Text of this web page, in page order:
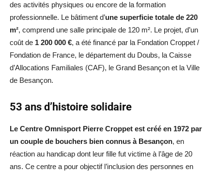
des activités physiques ou encore de la formation
professionnelle. Le bâtiment d’une superficie totale de 220
m², comprend une salle principale de 120 m². Le projet, d’un
coût de 1 200 000 €, a été financé par la Fondation Croppet /
Fondation de France, le département du Doubs, la Caisse
d’Allocations Familiales (CAF), le Grand Besançon et la Ville
de Besançon.
53 ans d’histoire solidaire
Le Centre Omnisport Pierre Croppet est créé en 1972 par
un couple de bouchers bien connus à Besançon, en
réaction au handicap dont leur fille fut victime à l’âge de 20
ans. Ce centre a pour objectif l’inclusion des personnes en